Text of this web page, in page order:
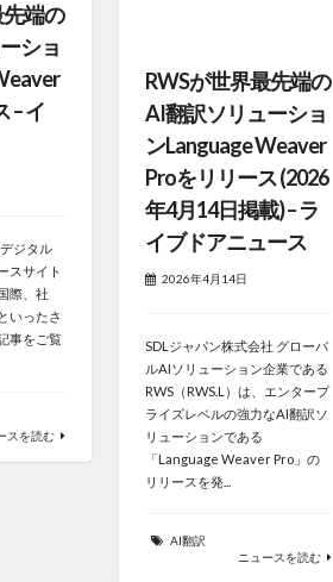
RWSが世界最先端の
AI翻訳ソリューショ
ンLanguage Weaver
Proをリリース (2026
年4月14日掲載) – ラ
イブドアニュース
2026年4月14日
SDLジャパン株式会社 グローバ
ルAIソリューション企業である
RWS（RWS.L）は、エンタープ
ライズレベルの強力なAI翻訳ソ
リューションである
「Language Weaver Pro」の
リリースを発...
AI翻訳
ニュースを読む
端の
ショ
– イ
ジタル
スサイト
際、社
いったさ
事をご覧
スを読む